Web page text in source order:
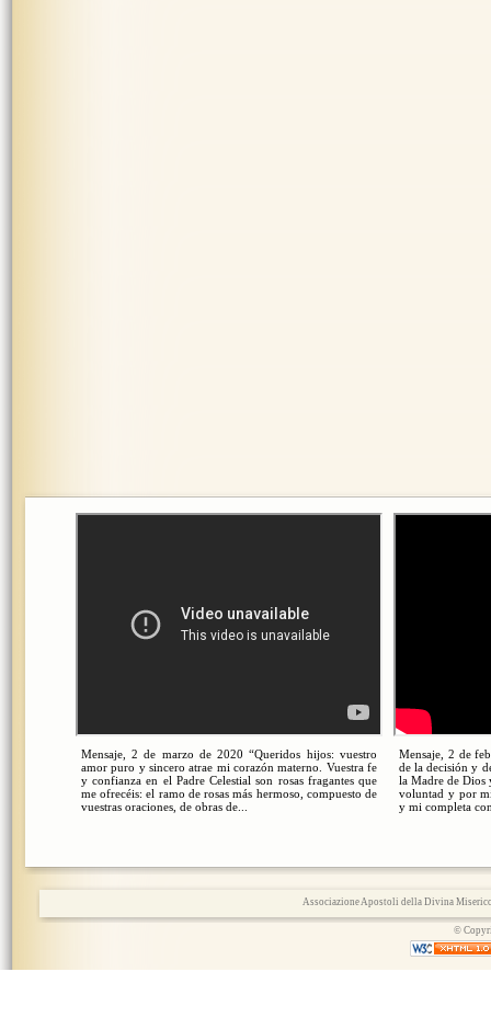
Mensaje, 2 de marzo de 2020 “Queridos hijos: vuestro
amor puro y sincero atrae mi corazón materno. Vuestra fe
y confianza en el Padre Celestial son rosas fragantes que
me ofrecéis: el ramo de rosas más hermoso, compuesto de
vuestras oraciones, de obras de...
Mensaje, 2 de
de la decisión y
la Madre de Dios
voluntad y por
y mi completa
Associazione Apostoli della Divina
©